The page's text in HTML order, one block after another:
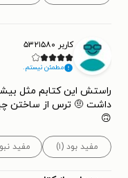
کاربر ۵۳۲۱۵۸۰
مطمئن نیستم.
راستش این کتابم مثل
داشت 🤨 ترس از ساختن
🙃
مفید بود (۱) مفید